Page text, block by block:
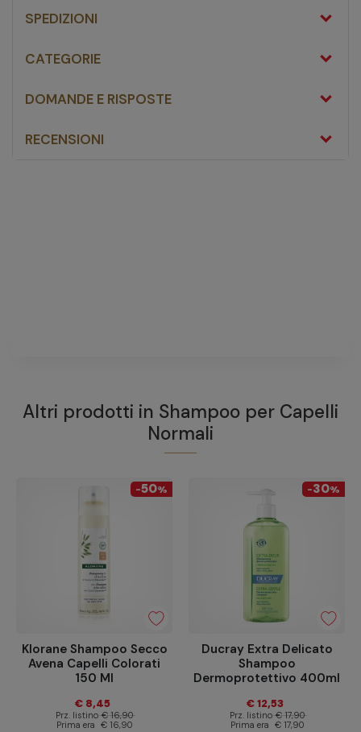
SPEDIZIONI
CATEGORIE
DOMANDE E RISPOSTE
RECENSIONI
Altri prodotti in Shampoo per Capelli
Normali
-50%
Klorane Shampoo Secco
Avena Capelli Colorati
150 Ml
€ 8,45
Prz. listino € 16,90
Prima era € 16,90
-30%
Ducray Extra Delicato
Shampoo
Dermoprotettivo 400ml
€ 12,53
Prz. listino € 17,90
Prima era € 17,90